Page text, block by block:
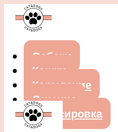
Собаки
Кошки
Кормление
Лечение
Дрессировка